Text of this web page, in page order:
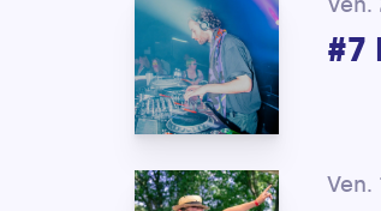
#7
Ven.